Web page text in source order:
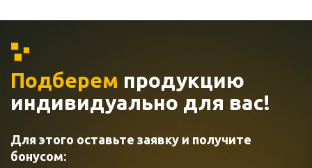
Подберем продукцию
индивидуально для вас!
Для этого оставьте заявку и получите
бонусом: